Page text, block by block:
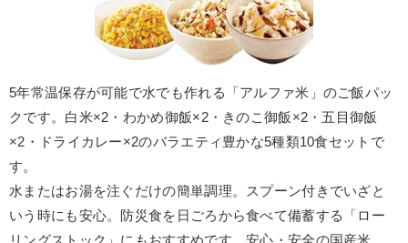
5年常温保存が可能で水でも作れる「アルファ米」のご飯パッ
クです。白米×2・わかめ御飯×2・きのこ御飯×2・五目御飯
×2・ドライカレー×2のバラエティ豊かな5種類10食セットで
す。
水またはお湯を注ぐだけの簡単調理。スプーン付きでいざと
いう時にも安心。防災食を日ごろから食べて備蓄する「ロー
リングストック」にもおすすめです。安心・安全の国産米